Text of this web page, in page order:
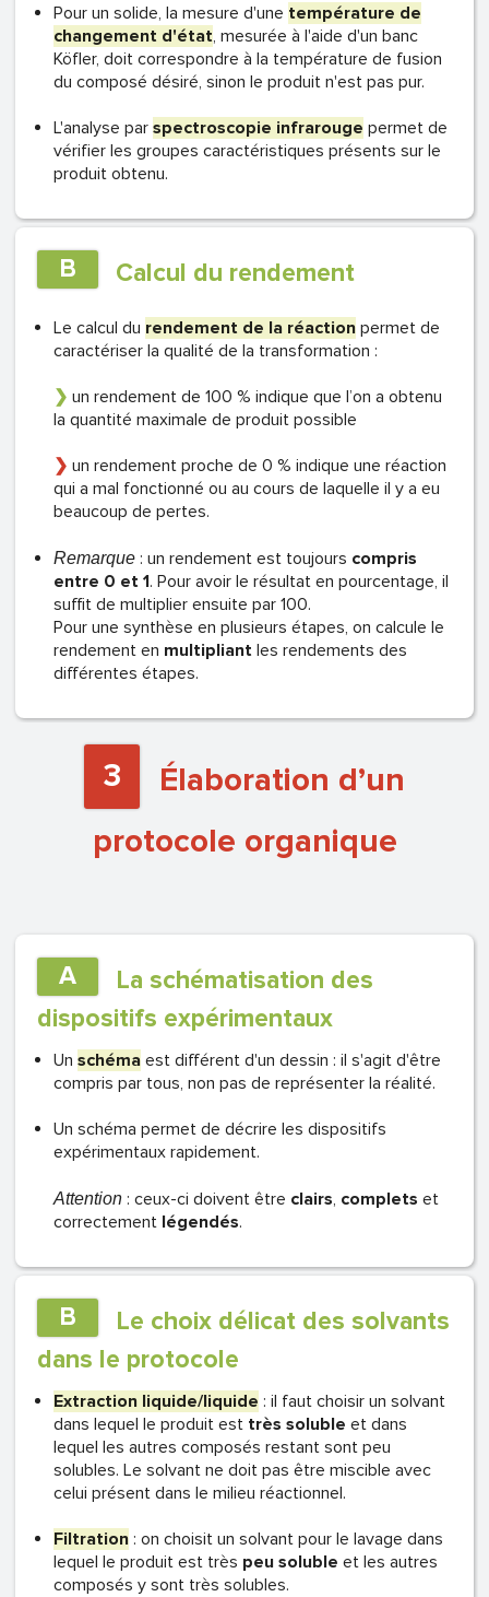
Pour un solide, la mesure d'une température de
changement d'état, mesurée à l'aide d'un banc
Köfler, doit correspondre à la température de fusion
du composé désiré, sinon le produit n'est pas pur.
L'analyse par spectroscopie infrarouge permet de
vérifier les groupes caractéristiques présents sur le
produit obtenu.
B Calcul du rendement
Le calcul du rendement de la réaction permet de
caractériser la qualité de la transformation :
❯ un rendement de 100 % indique que l’on a obtenu
la quantité maximale de produit possible
❯ un rendement proche de 0 % indique une réaction
qui a mal fonctionné ou au cours de laquelle il y a eu
beaucoup de pertes.
Remarque : un rendement est toujours compris
entre 0 et 1. Pour avoir le résultat en pourcentage, il
suffit de multiplier ensuite par 100.
Pour une synthèse en plusieurs étapes, on calcule le
rendement en multipliant les rendements des
différentes étapes.
3
Élaboration d’un
protocole organique
A
La schématisation des
dispositifs expérimentaux
Un schéma est différent d'un dessin : il s'agit d'être
compris par tous, non pas de représenter la réalité.
Un schéma permet de décrire les dispositifs
expérimentaux rapidement.
Attention : ceux-ci doivent être clairs, complets et
correctement légendés.
B
Le choix délicat des solvants
dans le protocole
Extraction liquide/liquide : il faut choisir un solvant
dans lequel le produit est très soluble et dans
lequel les autres composés restant sont peu
solubles. Le solvant ne doit pas être miscible avec
celui présent dans le milieu réactionnel.
Filtration : on choisit un solvant pour le lavage dans
lequel le produit est très peu soluble et les autres
composés y sont très solubles.